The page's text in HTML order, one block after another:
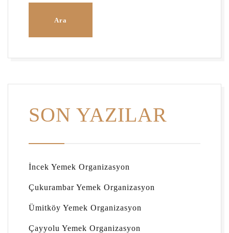
SON YAZILAR
İncek Yemek Organizasyon
Çukurambar Yemek Organizasyon
Ümitköy Yemek Organizasyon
Çayyolu Yemek Organizasyon